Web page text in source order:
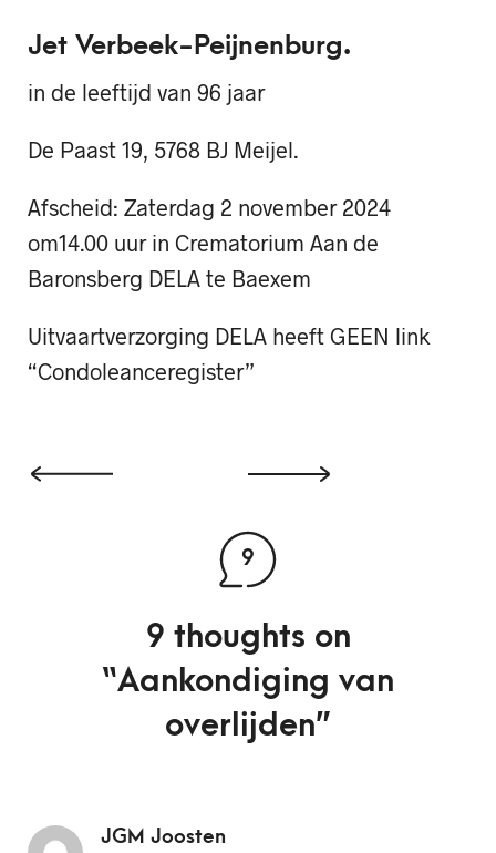
Jet Verbeek-Peijnenburg.
in de leeftijd van 96 jaar
De Paast 19, 5768 BJ Meijel.
Afscheid: Zaterdag 2 november 2024
om14.00 uur in Crematorium Aan de
Baronsberg DELA te Baexem
Uitvaartverzorging DELA heeft GEEN link
“Condoleanceregister”
9
9 thoughts on
“Aankondiging van
overlijden”
JGM Joosten